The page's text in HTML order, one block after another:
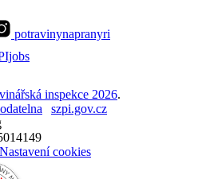
potravinynapranyri
inspekce 2026.
szpi.gov.cz
Nastavení cookies